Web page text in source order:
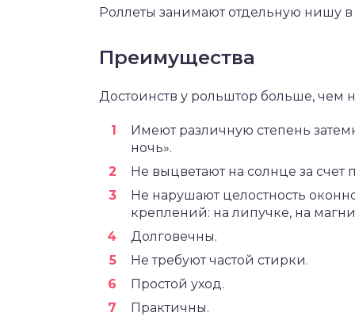
Роллеты занимают отдельную нишу в
Преимущества
Достоинств у рольштор больше, чем
Имеют различную степень
ночь».
Не выцветают на солнце за
Не нарушают целостность
креплений: на липучке, на
Долговечны.
Не требуют частой стирки.
Простой уход.
Практичны.